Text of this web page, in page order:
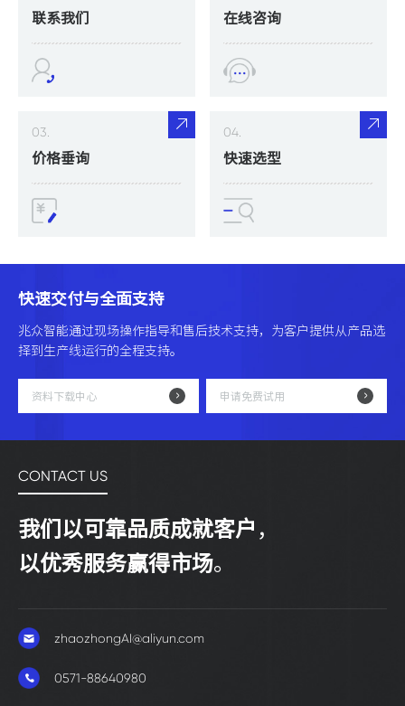
联系我们 在线咨询
03.
价格垂询
04.
快速选型
快速交付与全面支持
兆众智能通过现场操作指导和售后技术支持，为客户提供从产品选
择到生产线运行的全程支持。
资料下载中心 申请免费试用
CONTACT US
我们以可靠品质成就客户 ，
以优秀服务赢得市场。
zhaozhongAI@aliyun.com
0571-88640980